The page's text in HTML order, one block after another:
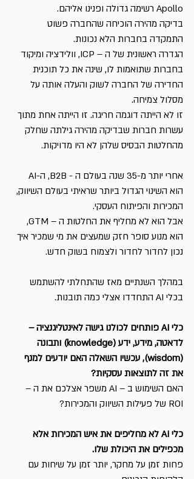
Apollo רשימה גדולה ופנינו אליהם.
בדיקה מהירה הוכיחה שהחברה פשוט
התמקדה בחברות הלא נכונות.
הגדרה ראשונית של ה – ICP, וולידציה ומיקוד
בחברות שתואמות לו, שינה את כל תוכנית
החדירה של החברה לשוק והעלה אותה על
מסלול צמיחה.
זו לא הייתה דוגמה חריגה. זו הייתה אחת מתוך
עשרות חברות שבדיקה מהירה גילתה שחלק
מהחלטות הבסיס שלהן לא היו מדויקות.
הוא השינוי הגדול ביותר שראיתי בעולם השיווק,
המכירות והפיתוח העסקי.
אבל הוא לא מחליף את החלטות ה – GTM,
הוא מנוע סופר חזק שמעצים את מי שמכיר איך
נכון לחדור לחדור ולצמוח בשוק חדש.
במהלך השנתיים מאז שהתחלתי להשתמש
בכלי AI התחדדו אצלי כמה תובנות.
כלי AI פותחים לכולנו גישה לאינטליגנציה –
לדאטה, מידע, ידע (knowledge) ותבונה
(wisdom), עכשיו השאלה האם יודעים למנף
את זה לתוצאות עסקיות?
האם השימוש ב – AI משפר אצלכם את ה –
ROI של פעילות השיווק והמכירות?
כלי AI לא מחליפים את איש המכירות אלא
מכפילים את היכולת שלו.
פחות זמן על מחקר, יותר זמן על שיחות עם